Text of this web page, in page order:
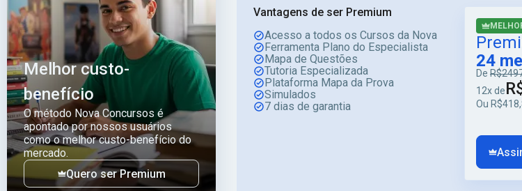
Melhor custo-
benefício
O método Nova Concursos é
apontado por nossos usuários
como o melhor custo-benefício do
mercado.
Quero ser Premium
Vantagens de ser Premium
Acesso a todos os Cursos da Nova
Ferramenta Plano do Especialista
Mapa de Questões
Tutoria Especializada
Plataforma Mapa da Prova
Simulados
7 dias de garantia
24
De
12x de
Ou